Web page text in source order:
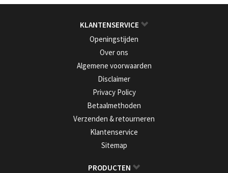
KLANTENSERVICE
Openingstijden
Over ons
Algemene voorwaarden
Disclaimer
Privacy Policy
Betaalmethoden
Verzenden & retourneren
Klantenservice
Sitemap
PRODUCTEN